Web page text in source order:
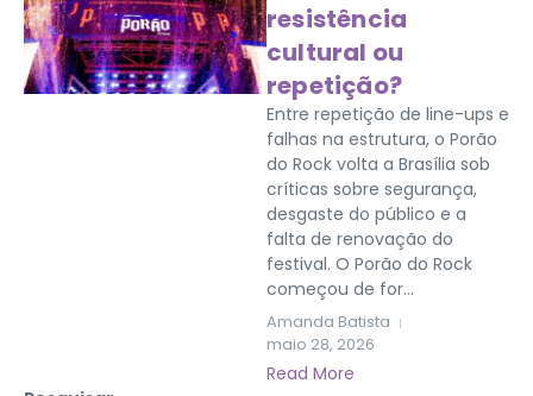
resistência
cultural ou
repetição?
Entre repetição de line-ups e
falhas na estrutura, o Porão
do Rock volta a Brasília sob
críticas sobre segurança,
desgaste do público e a
falta de renovação do
festival. O Porão do Rock
começou de for...
Amanda Batista
maio 28, 2026
Read More